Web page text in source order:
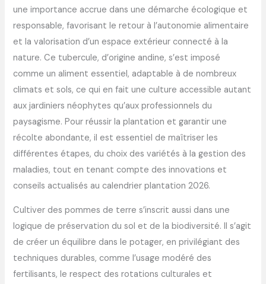
une importance accrue dans une démarche écologique et
responsable, favorisant le retour à l’autonomie alimentaire
et la valorisation d’un espace extérieur connecté à la
nature. Ce tubercule, d’origine andine, s’est imposé
comme un aliment essentiel, adaptable à de nombreux
climats et sols, ce qui en fait une culture accessible autant
aux jardiniers néophytes qu’aux professionnels du
paysagisme. Pour réussir la plantation et garantir une
récolte abondante, il est essentiel de maîtriser les
différentes étapes, du choix des variétés à la gestion des
maladies, tout en tenant compte des innovations et
conseils actualisés au calendrier plantation 2026.
Cultiver des pommes de terre s’inscrit aussi dans une
logique de préservation du sol et de la biodiversité. Il s’agit
de créer un équilibre dans le potager, en privilégiant des
techniques durables, comme l’usage modéré des
fertilisants, le respect des rotations culturales et